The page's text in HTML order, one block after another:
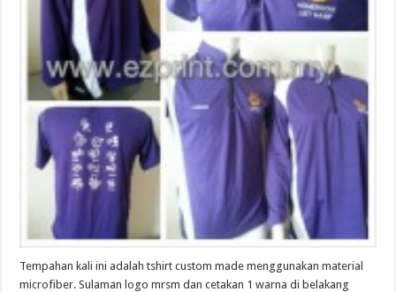
Tempahan kali ini adalah tshirt custom made menggunakan material
microfiber. Sulaman logo mrsm dan cetakan 1 warna di belakang